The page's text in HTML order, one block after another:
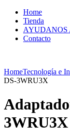
Home
Tienda
AYUDANOS
Contacto
HomeTecnología e
DS-3WRU3X
3WRU3X